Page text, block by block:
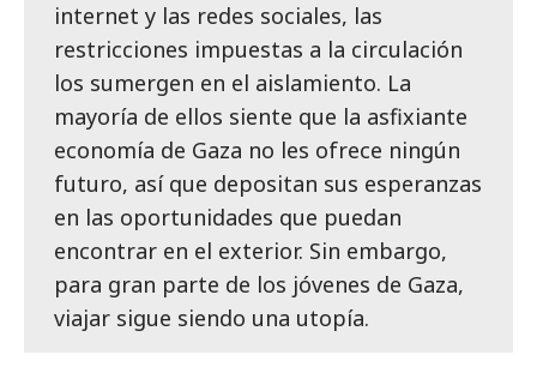
internet y las redes sociales, las
restricciones impuestas a la circulación
los sumergen en el aislamiento. La
mayoría de ellos siente que la asfixiante
economía de Gaza no les ofrece ningún
futuro, así que depositan sus esperanzas
en las oportunidades que puedan
encontrar en el exterior. Sin embargo,
para gran parte de los jóvenes de Gaza,
viajar sigue siendo una utopía.